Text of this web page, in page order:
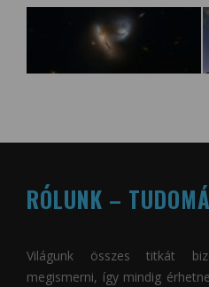
RÓLUNK –
Világunk összes titkát
megismerni, így mindig